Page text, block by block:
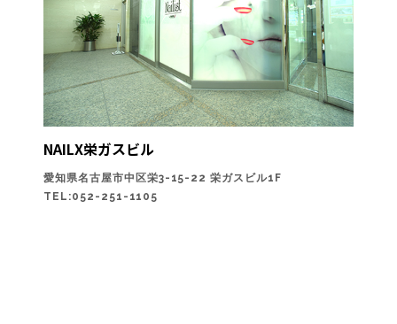
NAILX栄ガスビル
愛知県名古屋市中区栄3-15-22 栄ガスビル1F
TEL:052-251-1105